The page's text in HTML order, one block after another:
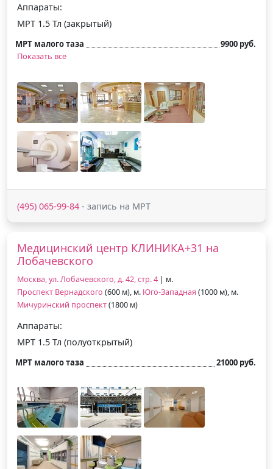
Аппараты:
МРТ 1.5 Тл (закрытый)
МРТ малого таза
9900 руб.
Показать все
(495) 065-99-84 - запись на МРТ
Медицинский центр КЛИНИКА+31 на
Лобачевского
Москва, ул. Лобачевского, д. 42, стр. 4 | м.
Проспект Вернадского (600 м), м. Юго-Западная (1000 м), м.
Мичуринский проспект(1800 м)
Аппараты:
МРТ 1.5 Тл (полуоткрытый)
МРТ малого таза 21000 руб.